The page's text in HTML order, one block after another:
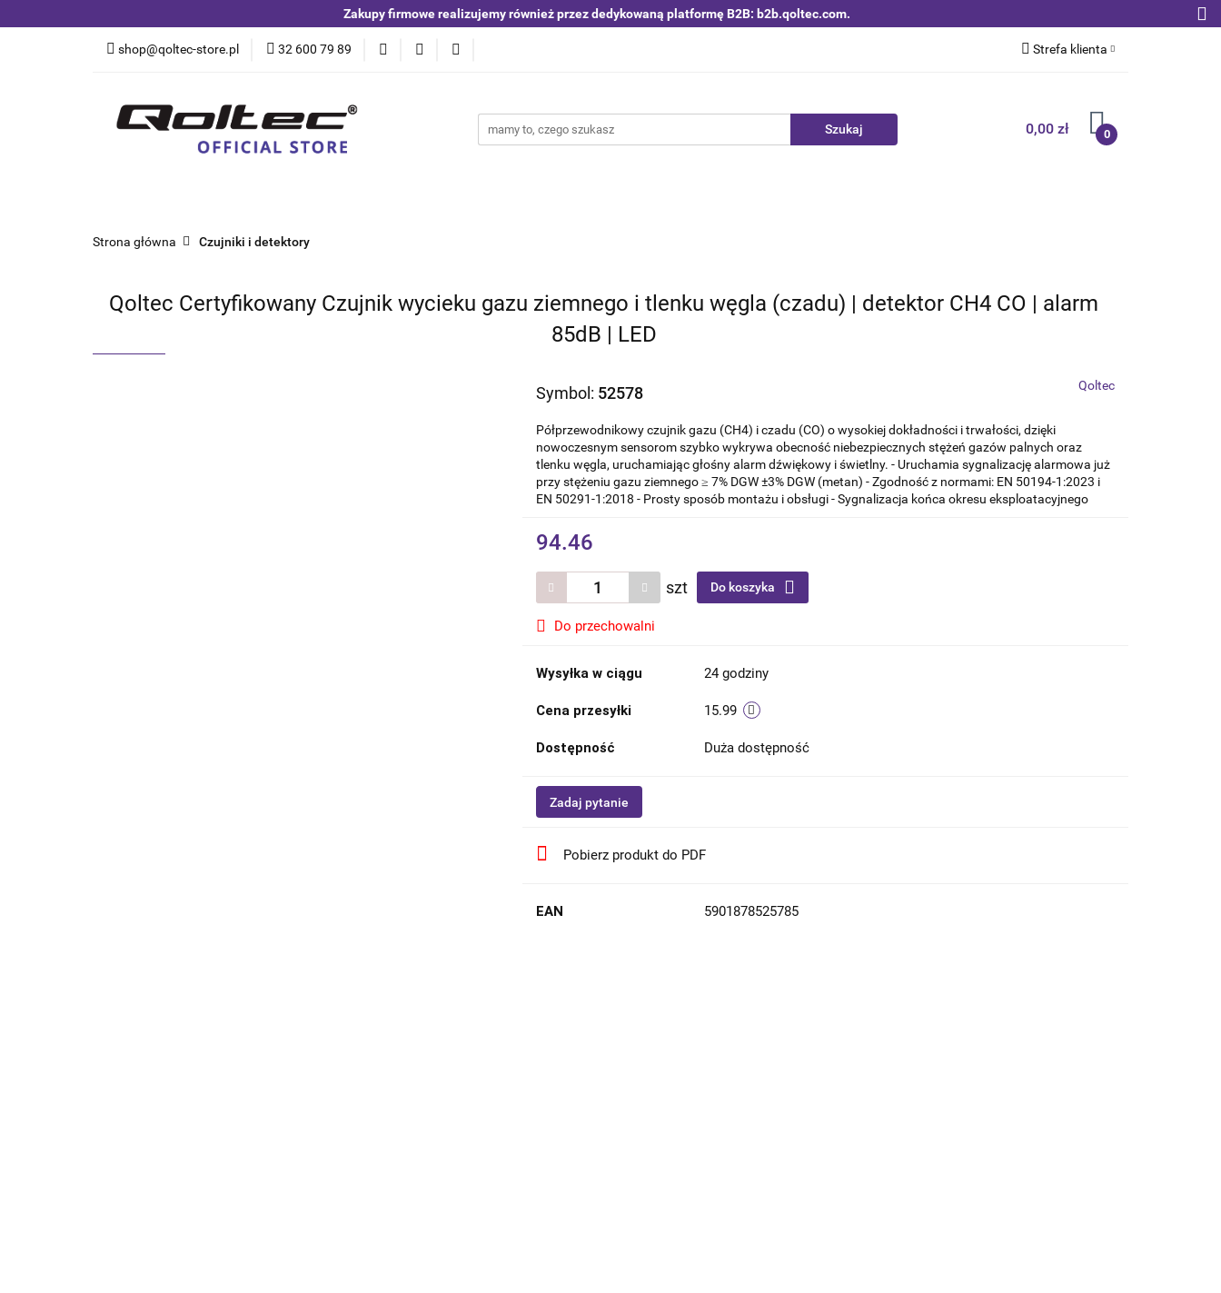
Zakupy firmowe realizujemy również przez dedykowaną platformę B2B: b2b.qoltec.com.
shop@qoltec-store.pl 32 600 79 89 Strefa klienta
Zarejestruj się
0,00 zł 0
Blog
Kategorie Czujniki i detektory Switche | Ethernet Anteny LTE 4G 5G
Strona główna Czujniki i detektory
Qoltec Certyfikowany Czujnik wycieku gazu ziemnego i tlenku węgla (czadu) | detektor CH4 CO | alarm
85dB | LED
Symbol: 52578 Qoltec
Półprzewodnikowy czujnik gazu (CH4) i czadu (CO) o wysokiej dokładności i trwałości, dzięki
nowoczesnym sensorom szybko wykrywa obecność niebezpiecznych stężeń gazów palnych oraz
tlenku węgla, uruchamiając głośny alarm dźwiękowy i świetlny. - Uruchamia sygnalizację alarmowa już
przy stężeniu gazu ziemnego ≥ 7% DGW ±3% DGW (metan) - Zgodność z normami: EN 50194-1:2023 i
EN 50291-1:2018 - Prosty sposób montażu i obsługi - Sygnalizacja końca okresu eksploatacyjnego
94.46
szt Do koszyka
Do przechowalni
Wysyłka w ciągu 24 godziny
Cena przesyłki 15.99
Dostępność Duża dostępność
Zadaj pytanie
Pobierz produkt do PDF
EAN 5901878525785